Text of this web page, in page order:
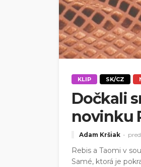
KLIP SK/CZ
Dočkali
novinku
Adam Kršiak
Rebis a Taomi v
Samé, ktorá je